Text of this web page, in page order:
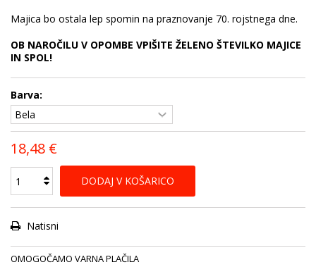
Majica bo ostala lep spomin na praznovanje 70. rojstnega dne.
OB NAROČILU V OPOMBE VPIŠITE ŽELENO ŠTEVILKO MAJICE
IN SPOL!
Barva:
18,48 €
DODAJ V KOŠARICO
Natisni
OMOGOČAMO VARNA PLAČILA